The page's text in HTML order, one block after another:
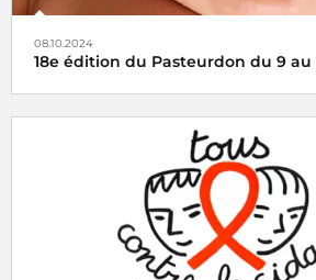
08.10.2024
18e édition du Pasteurdon du 9 au
Radio France s'engage aux côtés de
se mobilise autour du Pasteurdon, du